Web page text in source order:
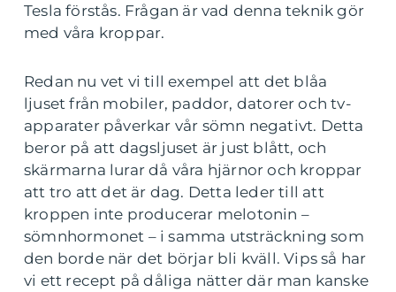
Tesla förstås. Frågan är vad denna teknik gör
med våra kroppar.
Redan nu vet vi till exempel att det blåa
ljuset från mobiler, paddor, datorer och tv-
apparater påverkar vår sömn negativt. Detta
beror på att dagsljuset är just blått, och
skärmarna lurar då våra hjärnor och kroppar
att tro att det är dag. Detta leder till att
kroppen inte producerar melotonin –
sömnhormonet – i samma utsträckning som
den borde när det börjar bli kväll. Vips så har
vi ett recept på dåliga nätter där man kanske